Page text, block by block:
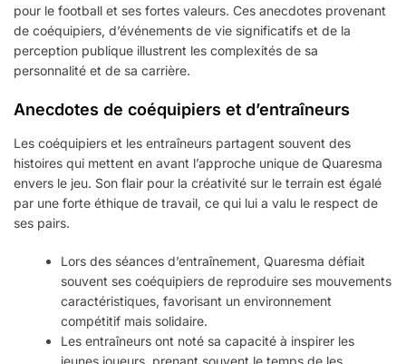
pour le football et ses fortes valeurs. Ces anecdotes provenant
de coéquipiers, d’événements de vie significatifs et de la
perception publique illustrent les complexités de sa
personnalité et de sa carrière.
Anecdotes de coéquipiers et d’entraîneurs
Les coéquipiers et les entraîneurs partagent souvent des
histoires qui mettent en avant l’approche unique de Quaresma
envers le jeu. Son flair pour la créativité sur le terrain est égalé
par une forte éthique de travail, ce qui lui a valu le respect de
ses pairs.
Lors des séances d’entraînement, Quaresma défiait
souvent ses coéquipiers de reproduire ses mouvements
caractéristiques, favorisant un environnement
compétitif mais solidaire.
Les entraîneurs ont noté sa capacité à inspirer les